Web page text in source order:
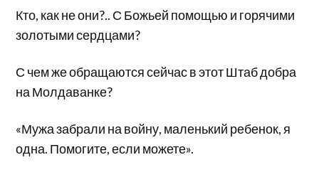
Кто, как не они?.. С Божьей помощью и горячими
золотыми сердцами?
С чем же обращаются сейчас в этот Штаб добра
на Молдаванке?
«Мужа забрали на войну, маленький ребенок, я
одна. Помогите, если можете».